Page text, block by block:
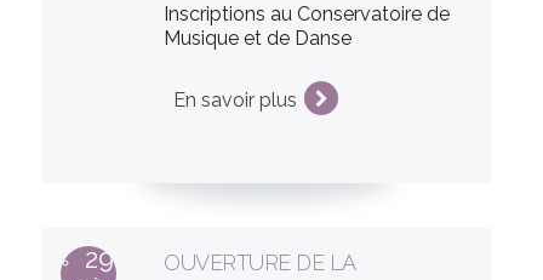
Inscriptions au Conservatoire de
Musique et de Danse
En savoir plus
29
OUVERTURE DE LA